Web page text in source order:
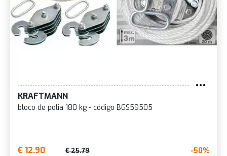
KRAFTMANN
bloco de polia 180 kg - código BGS59505
€ 12.90 € 25.79 -50%